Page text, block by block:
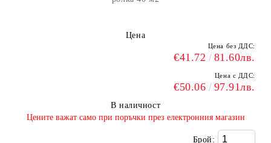
Цена
Цена без ДДС:
€41.72 81.60лв.
Цена с ДДС:
€50.06 97.91лв.
В наличност
​Цените важат само при поръчки през електронния магазин
Брой: